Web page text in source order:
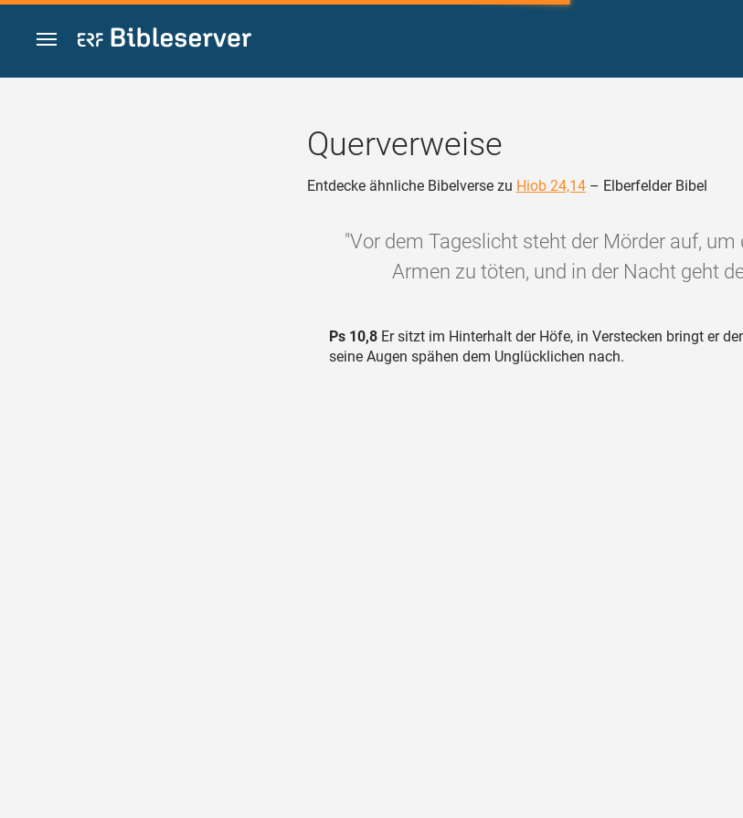
Zum Inhalt springen
Querverweise
Entdecke ähnliche Bibelverse zu Hiob 24,14 – Elberfelder Bibel
"Vor dem Tageslicht steht der Mörder auf, um
Armen zu töten, und in der Nacht geht
Ps 10,8 Er sitzt im Hinterhalt der Höfe, in Verstecken bringt er
seine Augen spähen dem Unglücklichen nach.